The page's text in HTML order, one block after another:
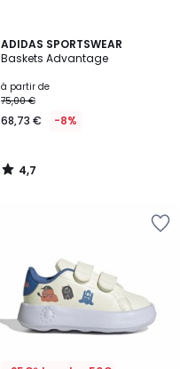
ADIDAS SPORTSWEAR
Baskets Advantage
à partir de
75,00 €
68,73 € -8%
4,7
/ 5
4,7
/